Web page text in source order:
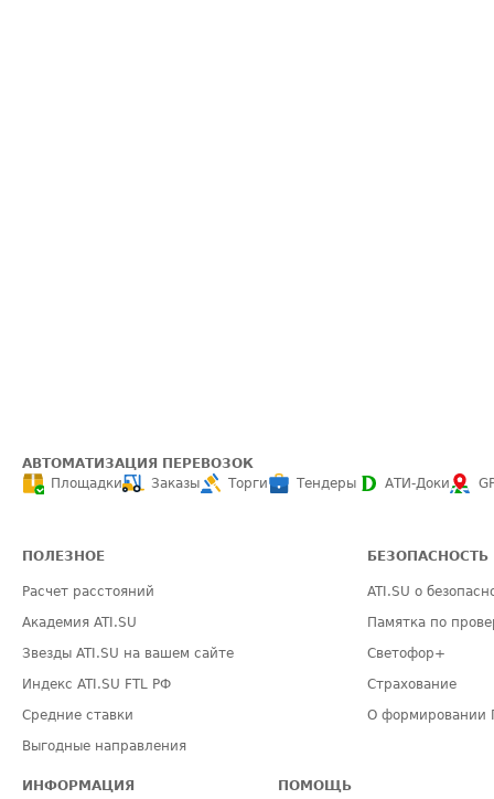
АВТОМАТИЗАЦИЯ ПЕРЕВОЗОК
Площадки
Заказы Торги Тендеры АТИ-Доки
ПОЛЕЗНОЕ
Расчет расстояний
Академия ATI.SU
Звезды ATI.SU на вашем сайте
Индекс ATI.SU FTL РФ
Средние ставки
Выгодные направления
БЕЗОПАСНОСТЬ
ATI.SU о
Памятка по
Светофор+
Страхование
О формировании
ИНФОРМАЦИЯ ПОМОЩЬ